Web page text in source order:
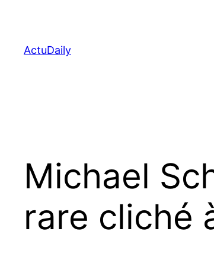
contenu
ActuDaily
Michael
rare cliché